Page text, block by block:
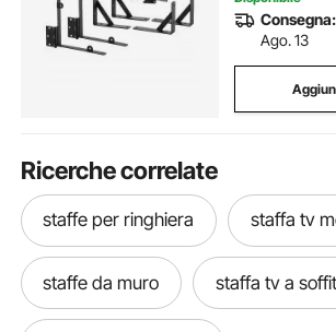
Consegna:
Ago. 13
Ricerche correlate
staffe per ringhiera staffa tv
staffe da muro staffa tv a